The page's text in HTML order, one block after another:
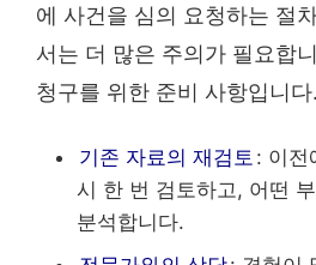
에 사건을 심의 요청하는 절
서는 더 많은 주의가 필요합
청구를 위한 준비 사항입니다.
기존 자료의 재검토 : 이전
시 한 번 검토하고, 어떤
분석합니다.